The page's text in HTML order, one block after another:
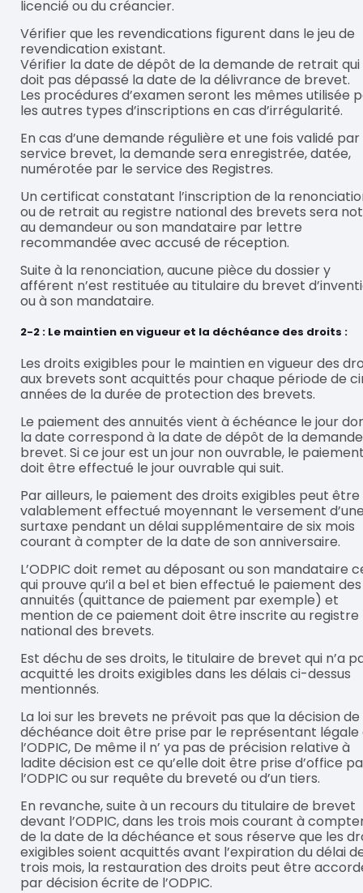
licencié ou du créancier.
Vérifier que les revendications figurent dans le jeu de
revendication existant.
Vérifier la date de dépôt de la demande de retrait qui
doit pas dépassé la date de la délivrance de brevet.
Les procédures d’examen seront les mêmes utilisée
les autres types d’inscriptions en cas d’irrégularité.
En cas d’une demande régulière et une fois validé par
service brevet, la demande sera enregistrée, datée,
numérotée par le service des Registres.
Un certificat constatant l’inscription de la
ou de retrait au registre national des brevets sera
au demandeur ou son mandataire par lettre
recommandée avec accusé de réception.
Suite à la renonciation, aucune pièce du dossier y
afférent n’est restituée au titulaire du brevet
ou à son mandataire.
2-2 : Le maintien en vigueur et la déchéance des droits :
Les droits exigibles pour le maintien en vigueur des
aux brevets sont acquittés pour chaque période de
années de la durée de protection des brevets.
Le paiement des annuités vient à échéance le jour
la date correspond à la date de dépôt de la
brevet. Si ce jour est un jour non ouvrable, le
doit être effectué le jour ouvrable qui suit.
Par ailleurs, le paiement des droits exigibles peut être
valablement effectué moyennant le versement
surtaxe pendant un délai supplémentaire de six mois
courant à compter de la date de son anniversaire.
L’ODPIC doit remet au déposant ou son mandataire
qui prouve qu’il a bel et bien effectué le paiement des
annuités (quittance de paiement par exemple) et
mention de ce paiement doit être inscrite au registre
national des brevets.
Est déchu de ses droits, le titulaire de brevet qui n’a
acquitté les droits exigibles dans les délais ci-dessus
mentionnés.
La loi sur les brevets ne prévoit pas que la décision de
déchéance doit être prise par le représentant légale
l’ODPIC, De même il n’ ya pas de précision relative à
ladite décision est ce qu’elle doit être prise d’office
l’ODPIC ou sur requête du breveté ou d’un tiers.
En revanche, suite à un recours du titulaire de brevet
devant l’ODPIC, dans les trois mois courant à
de la date de la déchéance et sous réserve que les
exigibles soient acquittés avant l’expiration du délai
trois mois, la restauration des droits peut être
par décision écrite de l’ODPIC.